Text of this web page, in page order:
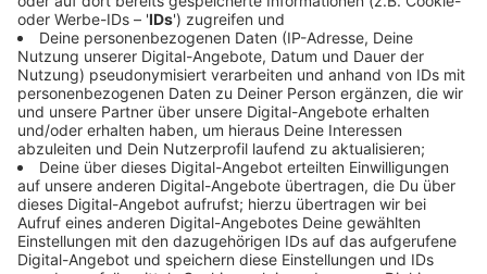
Vierjahresvertrag. Es ist allerdings die erste
Neuverpflichtung, demgegenüber stehen 16 Abgänge.
Das beunruhigt Fortuna-Trainer Uwe Rösler aber nicht:
Anzeige